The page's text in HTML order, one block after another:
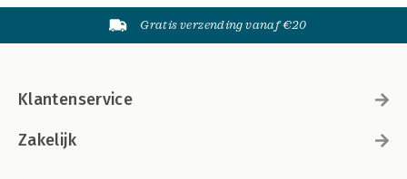
Gratis verzending vanaf €20
Klantenservice
Zakelijk